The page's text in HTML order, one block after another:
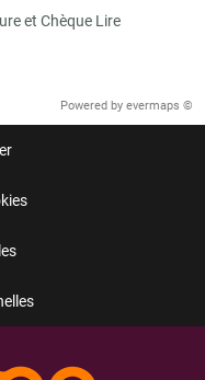
et Chèque Lire
Powered by evermaps ©